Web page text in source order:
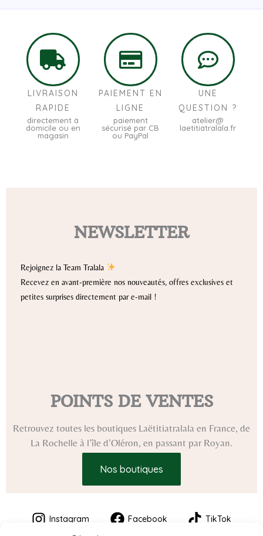
LIVRAISON
RAPIDE
directement à
domicile ou en
magasin
PAIEMENT EN
LIGNE
paiement
sécurisé par CB
ou PayPal
UNE
QUESTION ?
atelier@
laetitiatralala.fr
NEWSLETTER
Rejoignez la Team Tralala
Recevez en avant-première nos nouveautés, offres exclusives et
petites surprises directement par e-mail !
POINTS DE VENTES
Retrouvez toutes les boutiques Laëtitiatralala en France, de
La Rochelle à l’île d’Oléron, en passant par Royan.
Nos boutiques
Instagram Facebook TikTok